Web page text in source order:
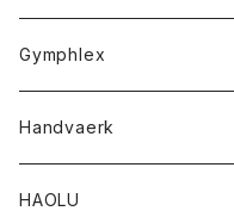
Tシャツ
Gymphlex
アウター
カーディガン
トップス
Handvaerk
トップス
HAOLU